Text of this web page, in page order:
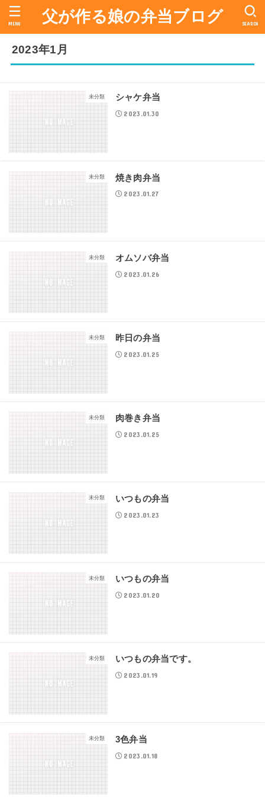
父が作る娘の弁当ブログ SEARCH
MENU
2023年1月
未分類 シャケ弁当
2023.01.30
未分類 焼き肉弁当
2023.01.27
未分類 オムソバ弁当
2023.01.26
未分類 昨日の弁当
2023.01.25
未分類 肉巻き弁当
2023.01.25
未分類 いつもの弁当
2023.01.23
未分類 いつもの弁当
2023.01.20
未分類 いつもの弁当です。
2023.01.19
未分類 3色弁当
2023.01.18